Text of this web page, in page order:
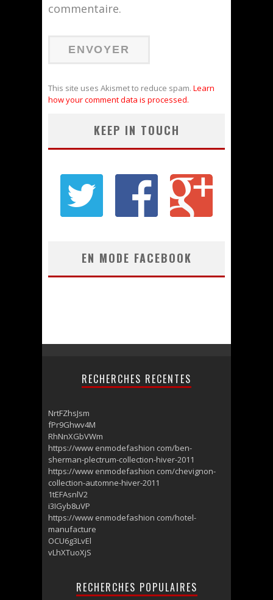
commentaire.
This site uses Akismet to reduce spam. Learn
how your comment data is processed.
KEEP IN TOUCH
EN MODE FACEBOOK
RECHERCHES RECENTES
NrtFZhsJsm
fPr9Ghwv4M
RhNnXGbVWm
https://www enmodefashion com/ben-
sherman-plectrum-collection-hiver-2011
https://www enmodefashion com/chevignon-
collection-automne-hiver-2011
1tEFAsnlV2
i3IGyb8uVP
https://www enmodefashion com/hotel-
manufacture
OCU6g3LvEl
vLhXTuoXjS
RECHERCHES POPULAIRES